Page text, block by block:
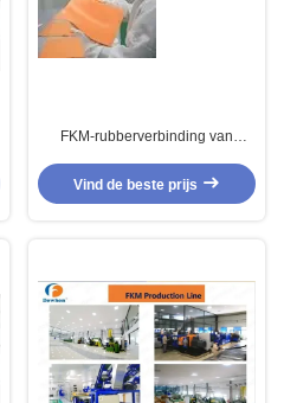
FKM-rubberverbinding van
compressie voor banden en
Vind de beste prijs